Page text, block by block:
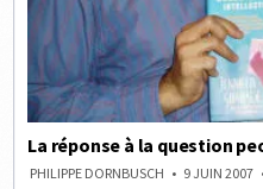
La réponse à la question
PHILIPPE DORNBUSCH 9 JUIN 2007